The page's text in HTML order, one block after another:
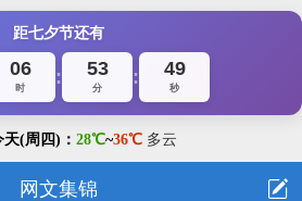
距七夕节还有
06
时
: 53
分
: 48
秒
网文集锦